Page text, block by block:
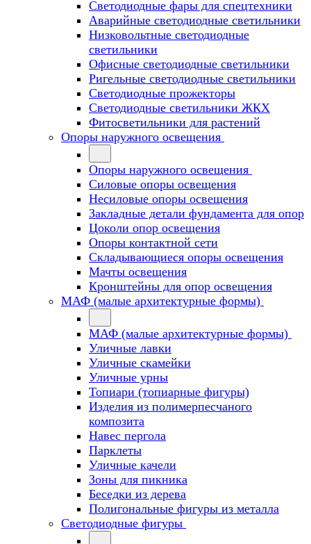
Cветодиодные фары для спецтехники
Аварийные светодиодные светильники
Низковольтные светодиодные
светильники
Офисные светодиодные светильники
Ригельные светодиодные светильники
Светодиодные прожекторы
Светодиодные светильники ЖКХ
Фитосветильники для растений
Опоры наружного освещения
Опоры наружного освещения
Силовые опоры освещения
Несиловые опоры освещения
Закладные детали фундамента для опор
Цоколи опор освещения
Опоры контактной сети
Cкладывающиеся опоры освещения
Мачты освещения
Кронштейны для опор освещения
МАФ (малые архитектурные формы)
МАФ (малые архитектурные формы)
Уличные лавки
Уличные скамейки
Уличные урны
Топиари (топиарные фигуры)
Изделия из полимерпесчаного
композита
Навес пергола
Парклеты
Уличные качели
Зоны для пикника
Беседки из дерева
Полигональные фигуры из металла
Светодиодные фигуры